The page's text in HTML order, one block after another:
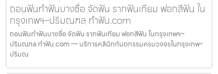
ถอนฟันทำฟันบางซื่อ จัดฟัน รากฟันเทียม ฟอกสีฟัน ใน
กรุงเทพฯ–ปริมณฑล ทำฟัน.com
ถอนฟันทำฟันบางซื่อ จัดฟัน รากฟันเทียม ฟอกสีฟัน ในกรุงเทพฯ–
ปริมณฑล ทำฟัน.com — บริการคลินิกทันตกรรมครบวงจรในกรุงเทพ–
ปริมณ